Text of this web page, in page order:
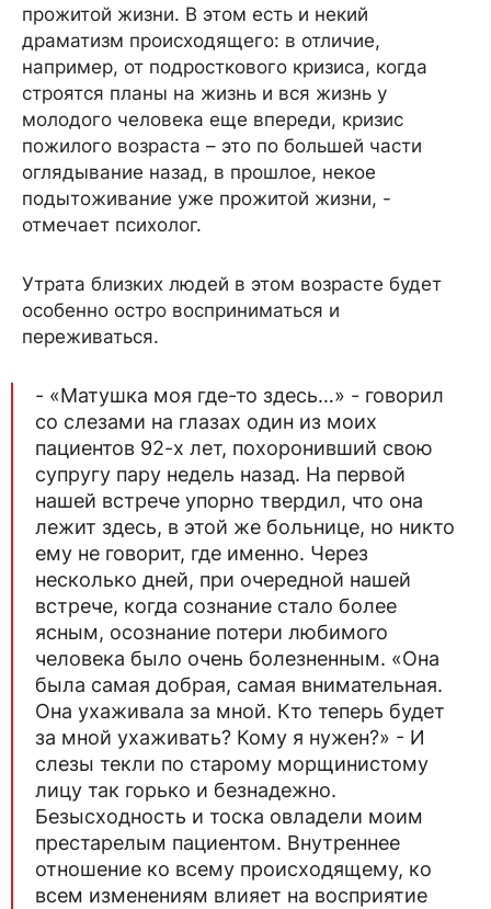
прожитой жизни. В этом есть и некий
драматизм происходящего: в отличие,
например, от подросткового кризиса, когда
строятся планы на жизнь и вся жизнь у
молодого человека еще впереди, кризис
пожилого возраста – это по большей части
оглядывание назад, в прошлое, некое
подытоживание уже прожитой жизни, -
отмечает психолог.
Утрата близких людей в этом возрасте будет
особенно остро восприниматься и
переживаться.
- «Матушка моя где-то здесь…» - говорил
со слезами на глазах один из моих
пациентов 92-х лет, похоронивший свою
супругу пару недель назад. На первой
нашей встрече упорно твердил, что она
лежит здесь, в этой же больнице, но никто
ему не говорит, где именно. Через
несколько дней, при очередной нашей
встрече, когда сознание стало более
ясным, осознание потери любимого
человека было очень болезненным. «Она
была самая добрая, самая внимательная.
Она ухаживала за мной. Кто теперь будет
за мной ухаживать? Кому я нужен?» - И
слезы текли по старому морщинистому
лицу так горько и безнадежно.
Безысходность и тоска овладели моим
престарелым пациентом. Внутреннее
отношение ко всему происходящему, ко
всем изменениям влияет на восприятие